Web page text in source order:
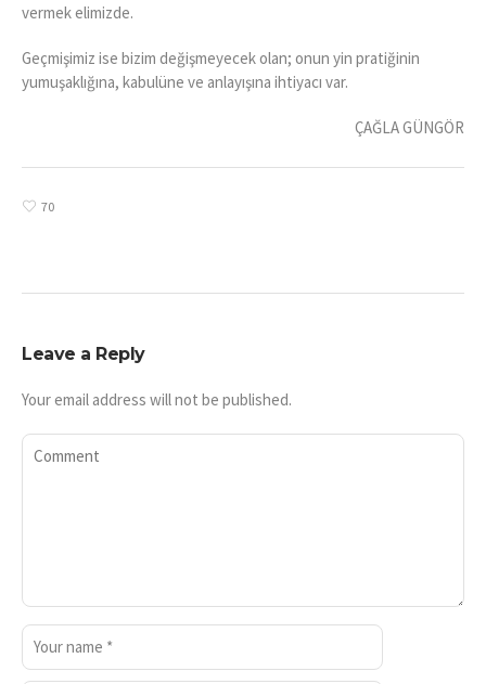
vermek elimizde.
Geçmişimiz ise bizim değişmeyecek olan; onun yin pratiğinin
yumuşaklığına, kabulüne ve anlayışına ihtiyacı var.
ÇAĞLA GÜNGÖR
70
Leave a Reply
Your email address will not be published.